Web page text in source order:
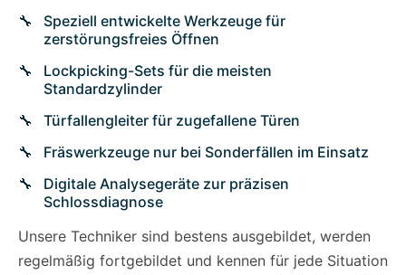
Speziell entwickelte Werkzeuge für
zerstörungsfreies Öffnen
Lockpicking-Sets für die meisten
Standardzylinder
Türfallengleiter für zugefallene Türen
Fräswerkzeuge nur bei Sonderfällen im Einsatz
Digitale Analysegeräte zur präzisen
Schlossdiagnose
Unsere Techniker sind bestens ausgebildet, werden
regelmäßig fortgebildet und kennen für jede Situation